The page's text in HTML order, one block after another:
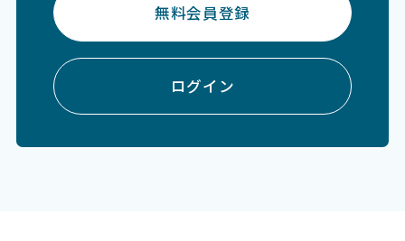
無料会員登録
ログイン